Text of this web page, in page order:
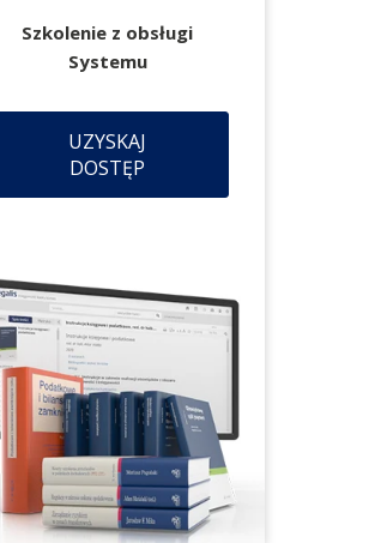
Szkolenie z obsługi
Systemu
UZYSKAJ
DOSTĘP